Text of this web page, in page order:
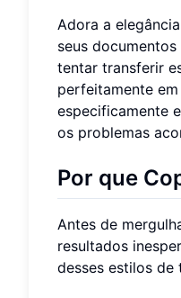
Adora a
seus
tentar transferir
perfeitamente
especificamente
os problemas
Por que
Antes de
resultados
desses estilos de